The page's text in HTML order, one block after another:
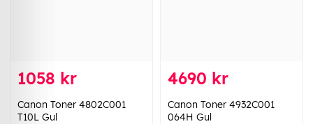
1058 kr
Canon Toner 4802C001
T10L Gul
4690 kr
Canon Toner 4932C001
064H Gul